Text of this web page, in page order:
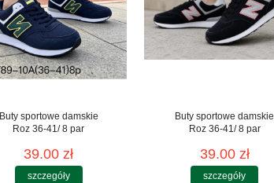
Buty sportowe damskie
Roz 36-41/ 8 par
39.00 zł
szczegóły
Buty sportowe damskie
Roz 36-41/ 8 par
39.00 zł
szczegóły